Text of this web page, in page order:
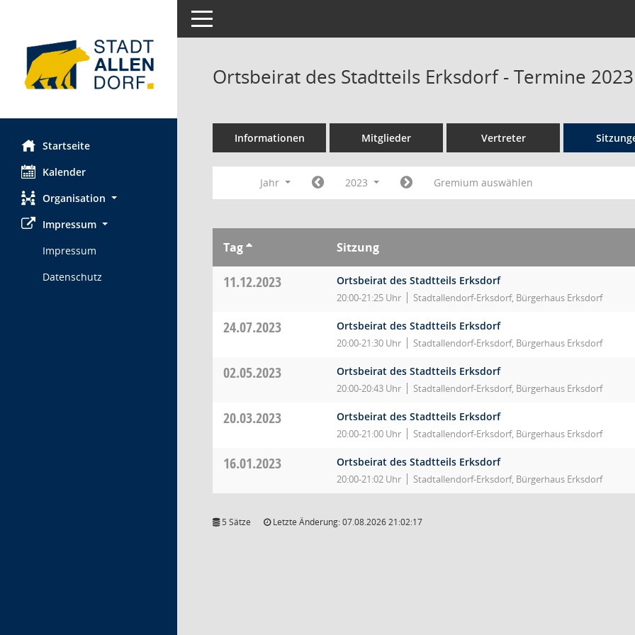
Startseite
Kalender
Organisation
Impressum
Impressum
Datenschutz
Toggle navigation
Ortsbeirat des Stadtteils Erksdorf - Termine 2023
Informationen Mitglieder Vertreter
Jahr 2023 Gremium auswählen
Tag Sitzung
11.12.2023 Ortsbeirat des Stadtteils Erksdorf
20:00-21:25 Uhr Stadtallendorf-Erksdorf, Bürgerhaus Erksdorf
24.07.2023 Ortsbeirat des Stadtteils Erksdorf
20:00-21:30 Uhr Stadtallendorf-Erksdorf, Bürgerhaus Erksdorf
02.05.2023 Ortsbeirat des Stadtteils Erksdorf
20:00-20:43 Uhr Stadtallendorf-Erksdorf, Bürgerhaus Erksdorf
20.03.2023 Ortsbeirat des Stadtteils Erksdorf
20:00-21:00 Uhr Stadtallendorf-Erksdorf, Bürgerhaus Erksdorf
16.01.2023 Ortsbeirat des Stadtteils Erksdorf
20:00-21:02 Uhr Stadtallendorf-Erksdorf, Bürgerhaus Erksdorf
5 Sätze Letzte Änderung: 07.08.2026 21:02:17